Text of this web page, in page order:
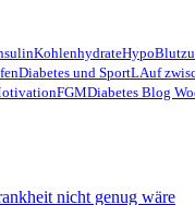
KohlenhydrateHypo
Diabetes und SportLAuf
FGMDiabetes Blog
nicht genug wäre